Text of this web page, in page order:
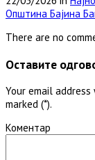
Link
Viber
Општина Бајина
There are no
Оставите
Your email
marked (*).
Коментар